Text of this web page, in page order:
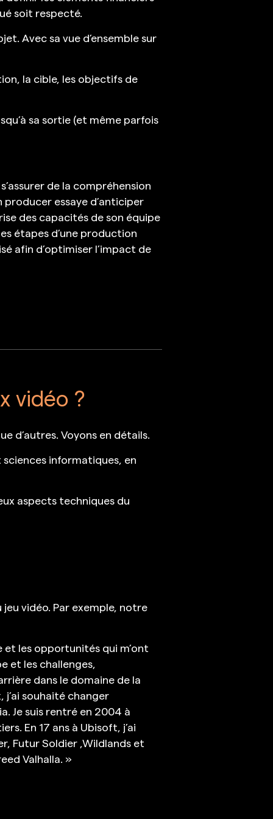
soit respecté.
Avec sa vue d’ensemble sur
la cible, les objectifs de
sa sortie (et même parfois
de la compréhension
essaye d’anticiper
des capacités de son équipe
étapes d’une production
afin d’optimiser l’impact de
vidéo ?
d’autres. Voyons en détails.
informatiques, en
aspects techniques du
vidéo. Par exemple, notre
et les opportunités qui m’ont
et les challenges,
dans le domaine de la
souhaité changer
Je suis rentré en 2004 à
En 17 ans à Ubisoft, j’ai
Futur Soldier ,Wildlands et
Valhalla. »